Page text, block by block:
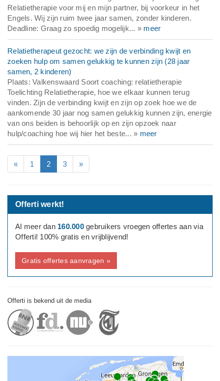
Relatietherapie voor mij en mijn partner, bij voorkeur in het
Engels. Wij zijn ruim twee jaar samen, zonder kinderen.
Deadline: Graag zo spoedig mogelijk... » meer
Relatietherapeut gezocht: we zijn de verbinding kwijt en
zoeken hulp om samen gelukkig te kunnen zijn (28 jaar
samen, 2 kinderen)
Plaats: Valkenswaard Soort coaching: relatietherapie
Toelichting Relatietherapie, hoe we elkaar kunnen terug
vinden. Zijn de verbinding kwijt en zijn op zoek hoe we de
aankomende 30 jaar nog samen gelukkig kunnen zijn, energie
van ons beiden is behoorlijk op en zijn opzoek naar
hulp/coaching hoe wij hier het beste... » meer
« 1 2 3 »
Offerti werkt!
Al meer dan 160.000gebruikers vroegen offertes aan via
Offerti! 100% gratis en vrijblijvend!
Gratis offertes aanvragen »
Offerti is bekend uit de media